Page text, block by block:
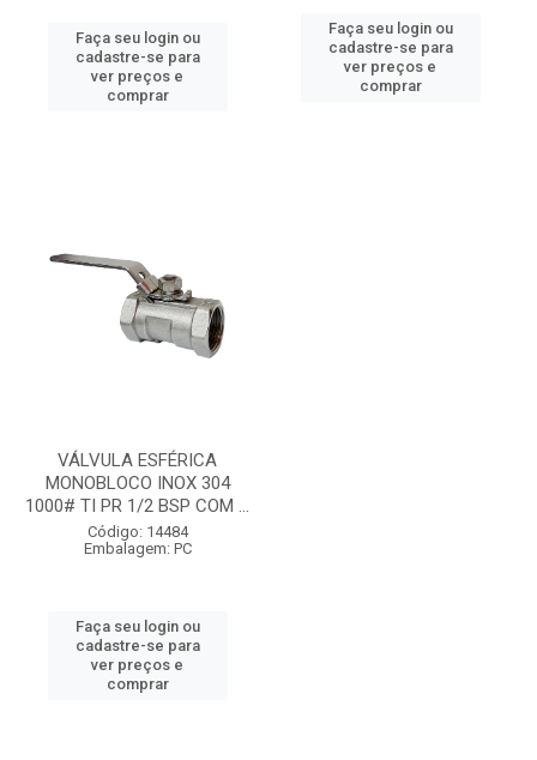
Faça seu login ou
cadastre-se para
ver preços e
comprar
Faça seu login ou
cadastre-se para
ver preços e
comprar
VÁLVULA ESFÉRICA
MONOBLOCO INOX 304
1000# TI PR 1/2 BSP COM ...
Código: 14484
Embalagem: PC
Faça seu login ou
cadastre-se para
ver preços e
comprar